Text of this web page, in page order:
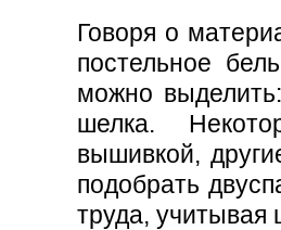
Говоря о
постельное
можно
шелка.
вышивкой,
подобрать
труда, учитывая